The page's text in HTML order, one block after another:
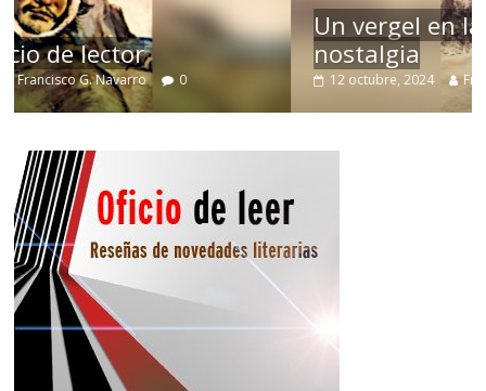
Un vergel en las nieblas de la
nostalgia
12 octubre, 2024 Francisco G. Navarro 0